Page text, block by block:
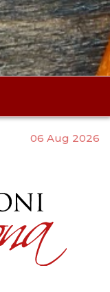
06 Aug 2026